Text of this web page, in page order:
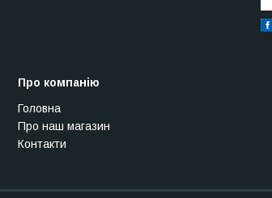
Про компанію
Головна
Про наш магазин
Контакти